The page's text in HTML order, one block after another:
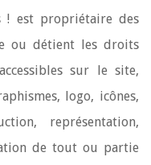
! est propriétaire des
ou détient les droits
sur le site,
logo, icônes,
représentation,
de tout ou partie